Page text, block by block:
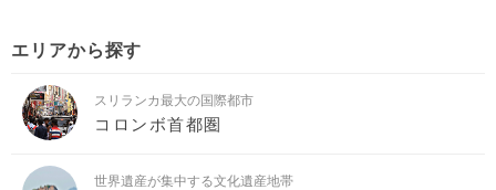
エリアから探す
スリランカ最大の国際都市
コロンボ首都圏
世界遺産が集中する文化遺産地帯